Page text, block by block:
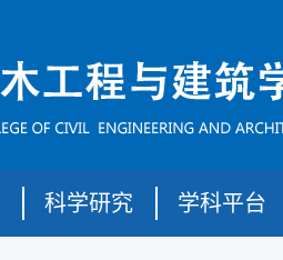
科学研究 学科平台